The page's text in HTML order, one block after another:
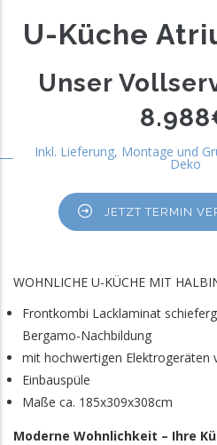
U-Küche
Unser
Inkl. Lieferung, Montage und
Deko
JETZT TERMIN
WOHNLICHE U-KÜCHE MIT
Frontkombi Lacklaminat
Bergamo-Nachbildung
mit hochwertigen Elektrogeräten
Einbauspüle
Maße ca. 185x309x308cm
Moderne Wohnlichkeit – Ihre